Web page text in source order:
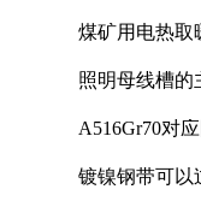
煤矿用电热取
照明母线槽的
A516Gr70对
镀镍钢带可以